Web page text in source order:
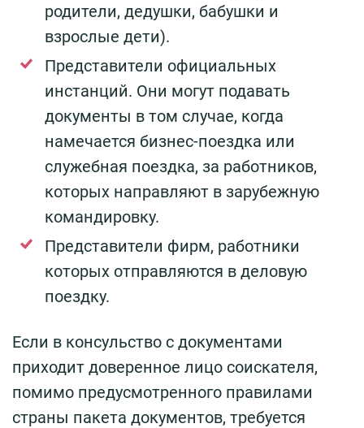
родители, дедушки, бабушки и
взрослые дети).
Представители официальных
инстанций. Они могут подавать
документы в том случае, когда
намечается бизнес-поездка или
служебная поездка, за работников,
которых направляют в зарубежную
командировку.
Представители фирм, работники
которых отправляются в деловую
поездку.
Если в консульство с документами
приходит доверенное лицо соискателя,
помимо предусмотренного правилами
страны пакета документов, требуется